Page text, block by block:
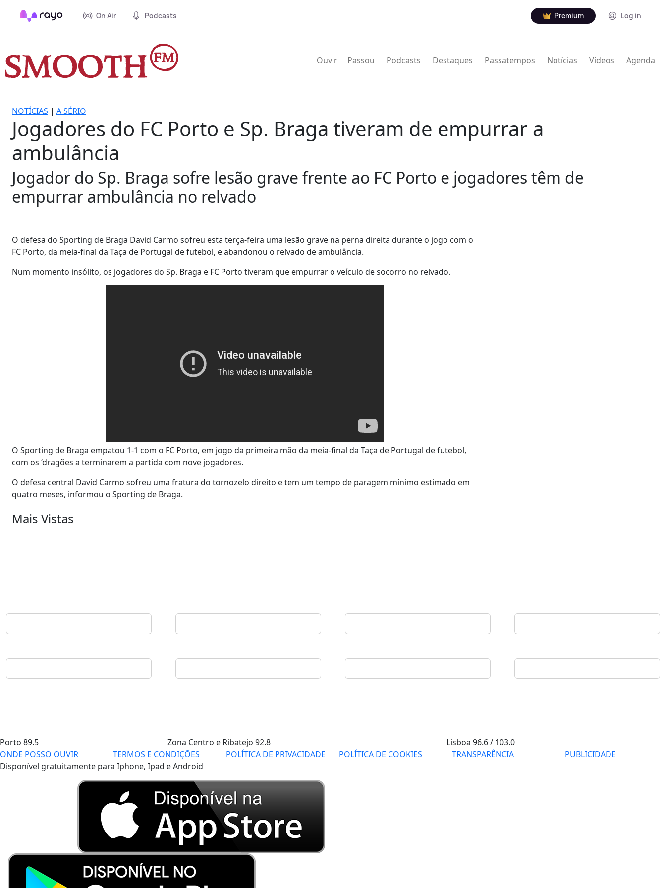
On Air Podcasts Premium Log in
Ouvir Passou Podcasts Destaques Passatempos Notícias Vídeos Agenda
NOTÍCIAS | A SÉRIO
Jogadores do FC Porto e Sp. Braga tiveram de empurrar a
ambulância
Jogador do Sp. Braga sofre lesão grave frente ao FC Porto e jogadores têm de
empurrar ambulância no relvado
O defesa do Sporting de Braga David Carmo sofreu esta terça-feira uma lesão grave na perna direita durante o jogo com o
FC Porto, da meia-final da Taça de Portugal de futebol, e abandonou o relvado de ambulância.
Num momento insólito, os jogadores do Sp. Braga e FC Porto tiveram que empurrar o veículo de socorro no relvado.
O Sporting de Braga empatou 1-1 com o FC Porto, em jogo da primeira mão da meia-final da Taça de Portugal de futebol,
com os ‘dragões a terminarem a partida com nove jogadores.
O defesa central David Carmo sofreu uma fratura do tornozelo direito e tem um tempo de paragem mínimo estimado em
quatro meses, informou o Sporting de Braga.
Mais Vistas
Porto 89.5 Zona Centro e Ribatejo 92.8 Lisboa96.6 / 103.0
ONDE POSSO OUVIR
TERMOS E CONDIÇÕES POLÍTICA DE PRIVACIDADE POLÍTICA DE COOKIES TRANSPARÊNCIA
PUBLICIDADE
Disponível gratuitamente para Iphone, Ipad e Android